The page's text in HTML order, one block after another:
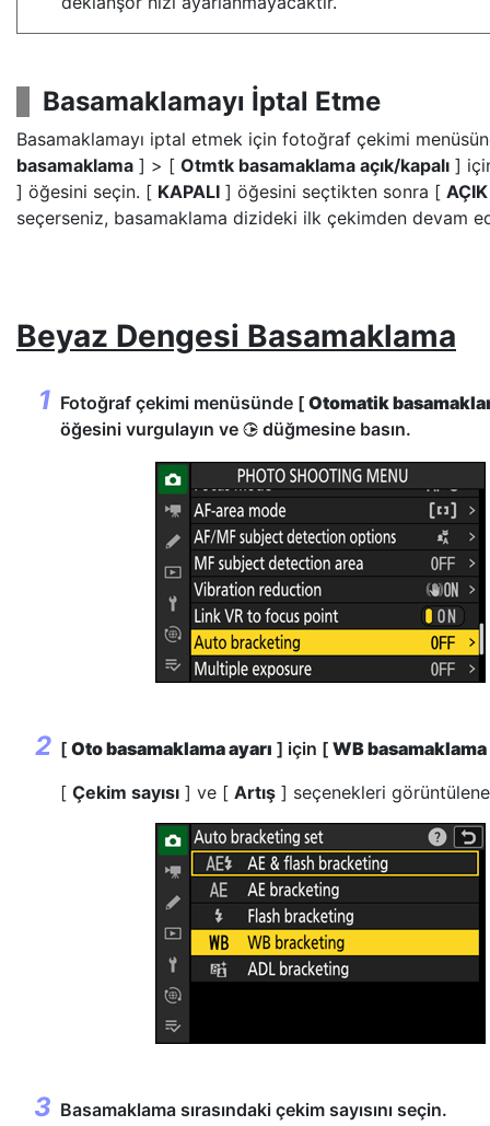
Basamaklamayı İptal Etme
Basamaklamayı iptal etmek için fotoğraf çekimi
basamaklama ] > [ Otmtk basamaklama açık/kapalı ]
] öğesini seçin. [ KAPALI ] öğesini seçtikten sonra [ AÇIK
seçerseniz, basamaklama dizideki ilk çekimden devam
Beyaz Dengesi Basamaklama
Fotoğraf çekimi menüsünde [ Otomatik
öğesini vurgulayın ve 2 düğmesine basın.
[ Oto basamaklama ayarı ] için [ WB basamaklama
[ Çekim sayısı ] ve [ Artış ] seçenekleri
Basamaklama sırasındaki çekim sayısını seçin.